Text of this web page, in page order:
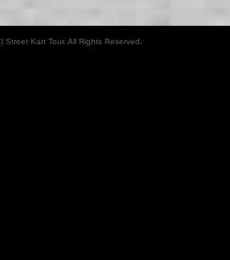
Street Kart Tour. All Rights Reserved.